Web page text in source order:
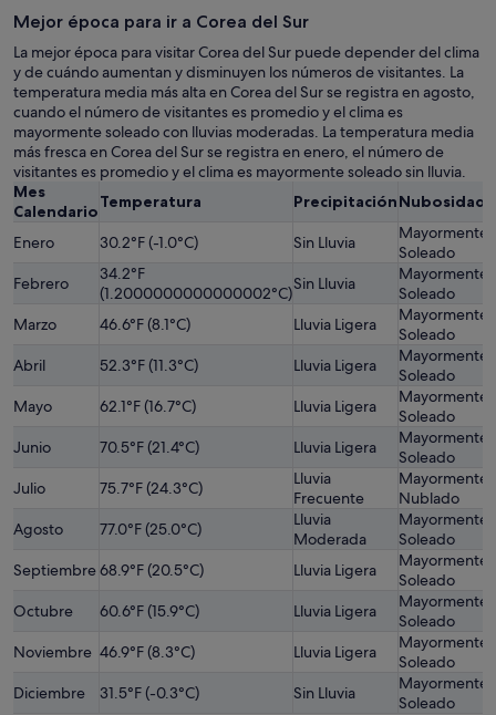
Mejor época para ir a Corea del Sur
La mejor época para visitar Corea del Sur puede depender del clima
y de cuándo aumentan y disminuyen los números de visitantes. La
temperatura media más alta en Corea del Sur se registra en agosto,
cuando el número de visitantes es promedio y el clima es
mayormente soleado con lluvias moderadas. La temperatura media
más fresca en Corea del Sur se registra en enero, el número de
visitantes es promedio y el clima es mayormente soleado sin lluvia.
Mes
CalendarioTemperatura PrecipitaciónNubosidad
Enero 30.2°F (-1.0°C) Sin Lluvia
Mayormente
Soleado
Febrero
34.2°F
(1.2000000000000002°C)Sin Lluvia
Mayormente
Soleado
Marzo
46.6°F (8.1°C) Lluvia Ligera
Mayormente
Soleado
Abril
52.3°F (11.3°C) Lluvia Ligera
Mayormente
Soleado
Mayo
62.1°F (16.7°C) Lluvia Ligera
Mayormente
Soleado
Junio 70.5°F (21.4°C) Lluvia Ligera
Mayormente
Soleado
Julio 75.7°F (24.3°C)
Lluvia
Frecuente
Mayormente
Nublado
Agosto 77.0°F (25.0°C)
Lluvia
Moderada
Mayormente
Soleado
Septiembre68.9°F (20.5°C) Lluvia Ligera
Mayormente
Soleado
Octubre 60.6°F (15.9°C) Lluvia Ligera
Mayormente
Soleado
Noviembre 46.9°F (8.3°C) Lluvia Ligera
Mayormente
Soleado
Diciembre
31.5°F (-0.3°C) Sin Lluvia
Mayormente
Soleado